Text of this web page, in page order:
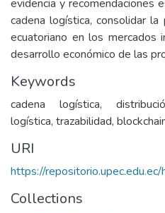
evidencia y recomendaciones
cadena logística, consolidar
ecuatoriano en los mercados
desarrollo económico de las
Keywords
cadena logística,
logística, trazabilidad,
URI
https://
Collections